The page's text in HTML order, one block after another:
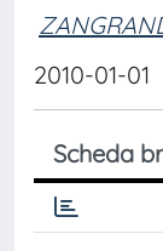
2010-01-01
Scheda